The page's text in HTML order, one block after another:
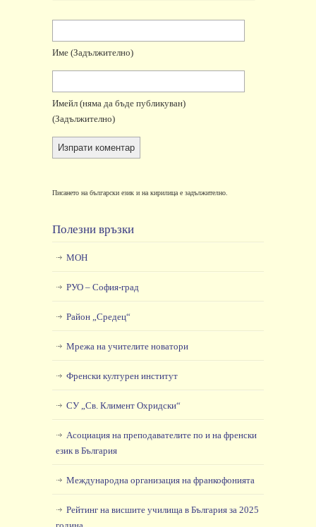
Име (задължително)
Имейл (няма да бъде публикуван)
(задължително)
Писането на български език и на кирилица е задължително.
Полезни връзки
МОН
РУО – София-град
Район „Средец“
Мрежа на учителите новатори
Френски културен институт
СУ „Св. Климент Охридски“
Асоциация на преподавателите по и на френски
език в България
Международна организация на франкофонията
Рейтинг на висшите училища в България за 2025